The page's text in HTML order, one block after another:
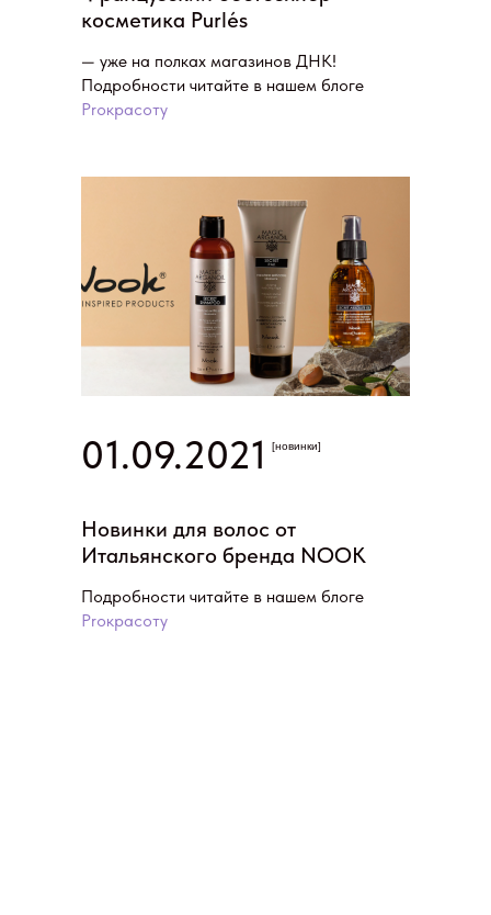
косметика Purlés
— уже на полках магазинов ДНК!
Подробности читайте в нашем блоге
Proкрасоту
01.09.2021 [новинки]
Новинки для волос от
Итальянского бренда NOOK
Подробности читайте в нашем блоге
Proкрасоту